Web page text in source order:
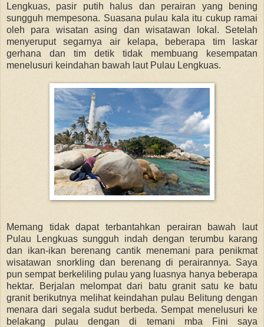
Lengkuas, pasir putih halus dan perairan yang bening
sungguh mempesona. Suasana pulau kala itu cukup ramai
oleh para wisatan asing dan wisatawan lokal. Setelah
menyeruput segarnya air kelapa, beberapa tim laskar
gerhana dan tim detik tidak membuang kesempatan
menelusuri keindahan bawah laut Pulau Lengkuas.
Memang tidak dapat terbantahkan perairan bawah laut
Pulau Lengkuas sungguh indah dengan terumbu karang
dan ikan-ikan berenang cantik menemani para penikmat
wisatawan snorkling dan berenang di perairannya. Saya
pun sempat berkeliling pulau yang luasnya hanya beberapa
hektar. Berjalan melompat dari batu granit satu ke batu
granit berikutnya melihat keindahan pulau Belitung dengan
menara dari segala sudut berbeda. Sempat menelusuri ke
belakang pulau dengan di temani mba Fini saya